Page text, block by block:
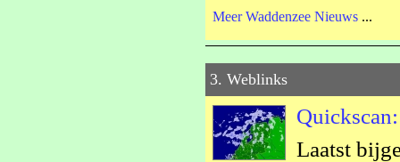
Meer Waddenzee Nieuws ...
3. Weblinks
Laatst